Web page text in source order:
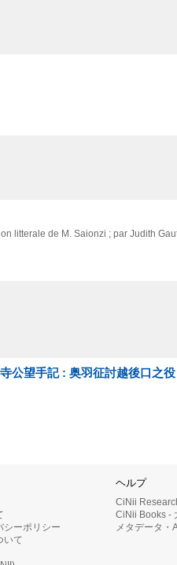
litterale de M. Saionzi ; par Judith
公望手記 : 奥羽征討越後口之役
シーポリシー
いて
ヘルプ
CiNii
CiNii Books -
メタデータ・